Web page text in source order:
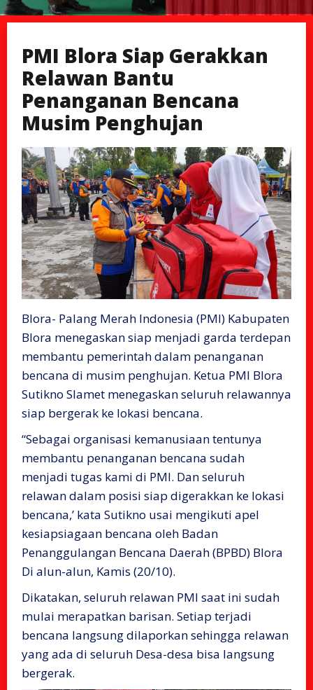
PMI Blora Siap Gerakkan
Relawan Bantu
Penanganan Bencana
Musim Penghujan
Blora- Palang Merah Indonesia (PMI) Kabupaten
Blora menegaskan siap menjadi garda terdepan
membantu pemerintah dalam penanganan
bencana di musim penghujan. Ketua PMI Blora
Sutikno Slamet menegaskan seluruh relawannya
siap bergerak ke lokasi bencana.
“Sebagai organisasi kemanusiaan tentunya
membantu penanganan bencana sudah
menjadi tugas kami di PMI. Dan seluruh
relawan dalam posisi siap digerakkan ke lokasi
bencana,’ kata Sutikno usai mengikuti apel
kesiapsiagaan bencana oleh Badan
Penanggulangan Bencana Daerah (BPBD) Blora
Di alun-alun, Kamis (20/10).
Dikatakan, seluruh relawan PMI saat ini sudah
mulai merapatkan barisan. Setiap terjadi
bencana langsung dilaporkan sehingga relawan
yang ada di seluruh Desa-desa bisa langsung
bergerak.